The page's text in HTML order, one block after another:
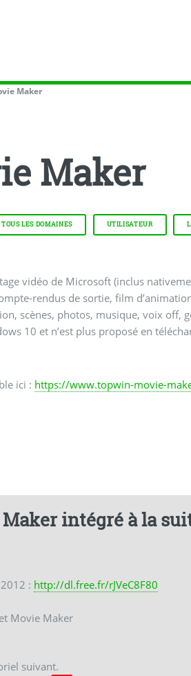
Maker
Maker
TOUS LES DOMAINES UTILISATEUR
de Microsoft (inclus nativement dans
rendus de sortie, film
scènes, photos, musique, voix off,
10 et n’est plus proposé en
ici : https://www.topwin-movie-
intégré à la
: http://dl.free.fr/rJVeC8F80
Movie Maker
suivant.